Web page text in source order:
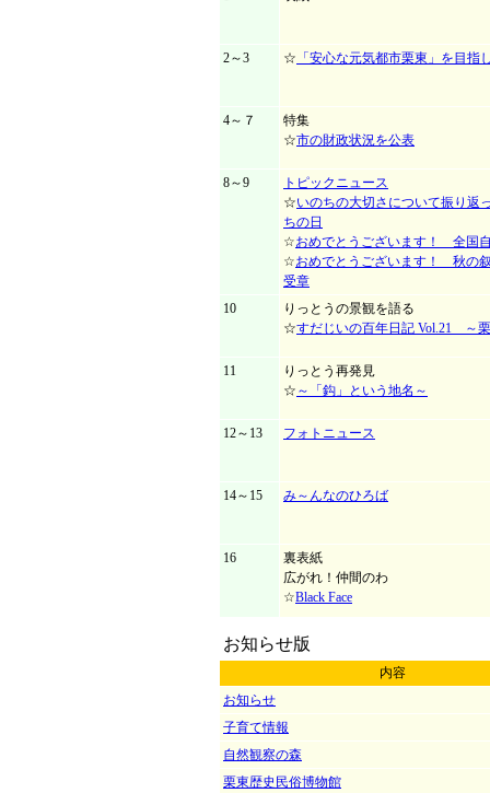
2～3 ☆ 「安心な元気都市栗東」を目指
4～７
特集
☆市の財政状況を公表
8～9
トピックニュース
☆いのちの大切さについて振り
ちの日
☆おめでとうございます！ 全国
☆おめでとうございます！ 秋の
受章
10
りっとうの景観を語る
☆すだじいの百年日記 Vol.21 ～
11
りっとう再発見
☆ ～「鈎」という地名～
12～13 フォトニュース
14～15 み～んなのひろば
16
裏表紙
広がれ！仲間のわ
☆Black Face
お知らせ版
内容
お知らせ
子育て情報
自然観察の森
栗東歴史民俗博物館